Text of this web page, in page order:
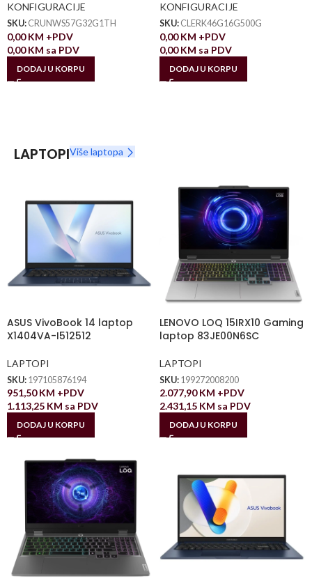
KONFIGURACIJE
SKU: CRUNWS57G32G1TH
0,00KM +PDV
0,00KM sa PDV
DODAJ U KORPU
KONFIGURACIJE
SKU: CLERK46G16G500G
0,00KM +PDV
0,00KM sa PDV
DODAJ U KORPU
LAPTOPIViše laptopa
ASUS VivoBook 14 laptop
X1404VA-I512512
LAPTOPI
SKU: 197105876194
951,50KM +PDV
1.113,25 KM sa PDV
DODAJ U KORPU
LENOVO LOQ 15IRX10 Gaming
laptop 83JE00N6SC
LAPTOPI
SKU: 199272008200
2.077,90KM +PDV
2.431,15 KM sa PDV
DODAJ U KORPU